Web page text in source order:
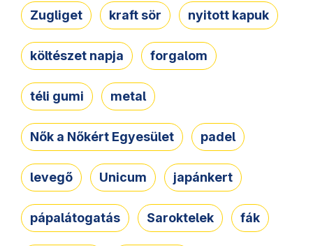
Zugliget kraft sör nyitott kapuk
költészet napja forgalom
téli gumi metal
Nők a Nőkért Egyesület padel
levegő Unicum japánkert
pápalátogatás Saroktelek fák